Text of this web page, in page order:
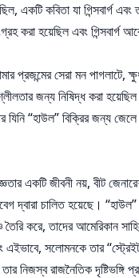
কবিতা যা গিন্সবার্গ
করা হয়েছিল এবং গিন্সবার্গ
প্রজন্মের সেরা মন পাগলাটে,
জন্য নিষিদ্ধ করা
যিনি “হাউল” বিক্রির জন্য
একটি জীবনী নয়, বীট
চালিত হয়েছে। “হাউল”
করে, তাদের আমেরিকান
এইভাবে, সলোমনকে তার
নিজস্ব রাজনৈতিক দৃষ্টিভঙ্গি